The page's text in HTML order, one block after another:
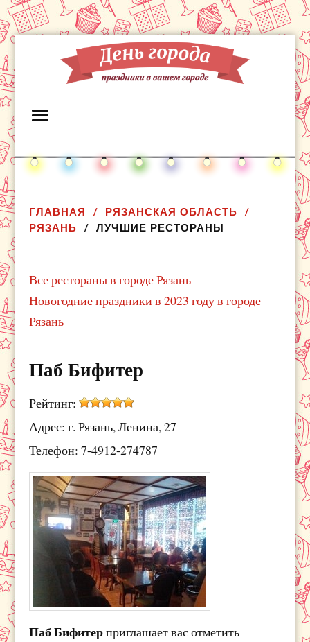
ГЛАВНАЯ
РЯЗАНСКАЯ ОБЛАСТЬ
РЯЗАНЬ
ЛУЧШИЕ РЕСТОРАНЫ
Все рестораны в городе Рязань
Новогодние праздники в 2023 году в городе
Рязань
Паб Бифитер
Рейтинг:
Адрес: г. Рязань, Ленина, 27
Телефон: 7-4912-274787
Паб Бифитерприглашает вас отметить